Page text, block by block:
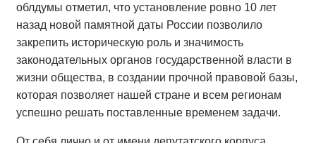
облдумы отметил, что установление ровно 10 лет
назад новой памятной даты России позволило
закрепить историческую роль и значимость
законодательных органов государственной власти в
жизни общества, в создании прочной правовой базы,
которая позволяет нашей стране и всем регионам
успешно решать поставленные временем задачи.